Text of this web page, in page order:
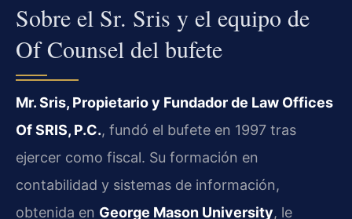
Sobre el Sr. Sris y el equipo de
Of Counsel del bufete
Mr. Sris, Propietario y Fundador de Law Offices
Of SRIS, P.C., fundó el bufete en 1997 tras
ejercer como fiscal. Su formación en
contabilidad y sistemas de información,
obtenida en George Mason University, le